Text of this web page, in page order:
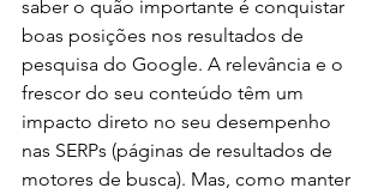
saber o quão importante é conquistar
boas posições nos resultados de
pesquisa do Google. A relevância e o
frescor do seu conteúdo têm um
impacto direto no seu desempenho
nas SERPs (páginas de resultados de
motores de busca). Mas, como manter